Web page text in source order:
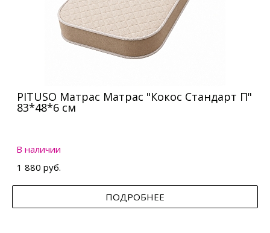
PITUSO Матрас Матрас "Кокос Стандарт П"
83*48*6 см
В наличии
1 880 руб.
ПОДРОБНЕЕ